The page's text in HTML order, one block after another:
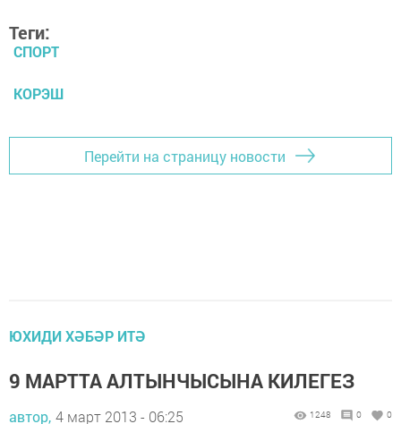
Теги:
СПОРТ
КОРЭШ
Перейти на страницу новости
ЮХИДИ ХӘБӘР ИТӘ
9 МАРТТА АЛТЫНЧЫСЫНА КИЛЕГЕЗ
автор, 4 март 2013 - 06:25 1248 0 0